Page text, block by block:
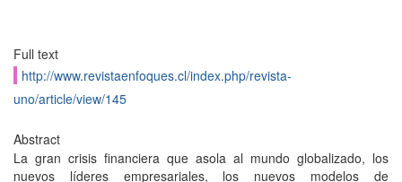
Full text
http://www.revistaenfoques.cl/index.php/revista-
uno/article/view/145
Abstract
La gran crisis financiera que asola al mundo globalizado, los
nuevos líderes empresariales, los nuevos modelos de